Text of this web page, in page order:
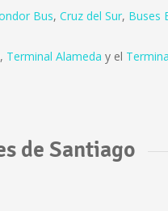
Bus, Cruz del Sur, Buses
, Terminal Alameda y el
de Santiago